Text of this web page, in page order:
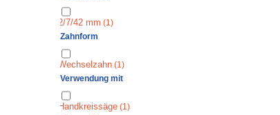
2/7/42 mm (1)
Zahnform
Wechselzahn (1)
Verwendung mit
Handkreissäge (1)